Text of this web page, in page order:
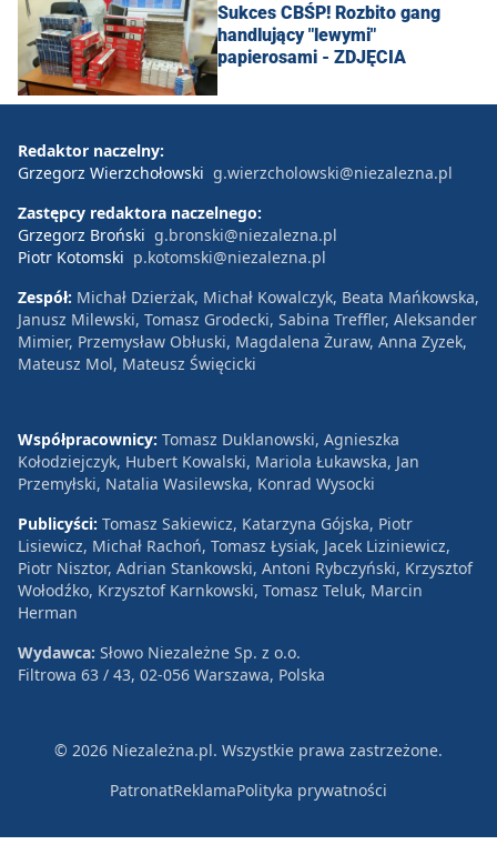
Sukces CBŚP! Rozbito gang
handlujący "lewymi"
papierosami - ZDJĘCIA
Redaktor naczelny:
Grzegorz Wierzchołowski g.wierzcholowski@niezalezna.pl
Zastępcy redaktora naczelnego:
Grzegorz Broński g.bronski@niezalezna.pl
Piotr Kotomski p.kotomski@niezalezna.pl
Zespół: Michał Dzierżak, Michał Kowalczyk, Beata Mańkowska,
Janusz Milewski, Tomasz Grodecki, Sabina Treffler, Aleksander
Mimier, Przemysław Obłuski, Magdalena Żuraw, Anna Zyzek,
Mateusz Mol, Mateusz Święcicki
Współpracownicy: Tomasz Duklanowski, Agnieszka
Kołodziejczyk, Hubert Kowalski, Mariola Łukawska, Jan
Przemyłski, Natalia Wasilewska, Konrad Wysocki
Publicyści: Tomasz Sakiewicz, Katarzyna Gójska, Piotr
Lisiewicz, Michał Rachoń, Tomasz Łysiak, Jacek Liziniewicz,
Piotr Nisztor, Adrian Stankowski, Antoni Rybczyński, Krzysztof
Wołodźko, Krzysztof Karnkowski, Tomasz Teluk, Marcin
Herman
Wydawca: Słowo Niezależne Sp. z o.o.
Filtrowa 63 / 43, 02-056 Warszawa, Polska
© 2026 Niezależna.pl. Wszystkie prawa zastrzeżone.
PatronatReklamaPolityka prywatności